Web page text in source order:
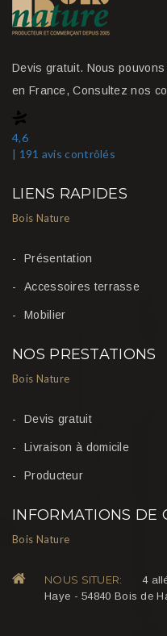
Devis gratuit. Nous
en France, Consultez nos
4,6
| 191 avis contrôlés
LIENS RAPIDES
Bois Nature
Présentation
Accessoires terrasse
Mobilier
NOS PRESTATIONS
Bois Nature
Devis gratuit
Livraison à domicile
Producteur
INFORMATIONS DE
Bois Nature
NOUS SITUER:
4
Haye - 54840 Bois de